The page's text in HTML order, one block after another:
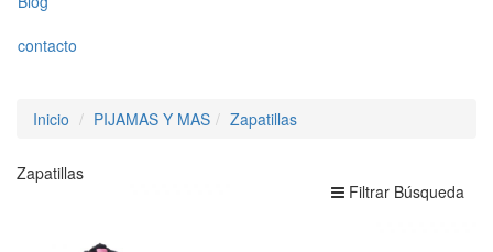
contacto
Inicio PIJAMAS Y MAS Zapatillas
Filtrar Búsqueda
Zapatillas